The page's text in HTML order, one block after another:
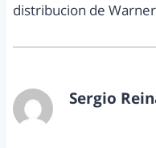
distribucion de
Sergio